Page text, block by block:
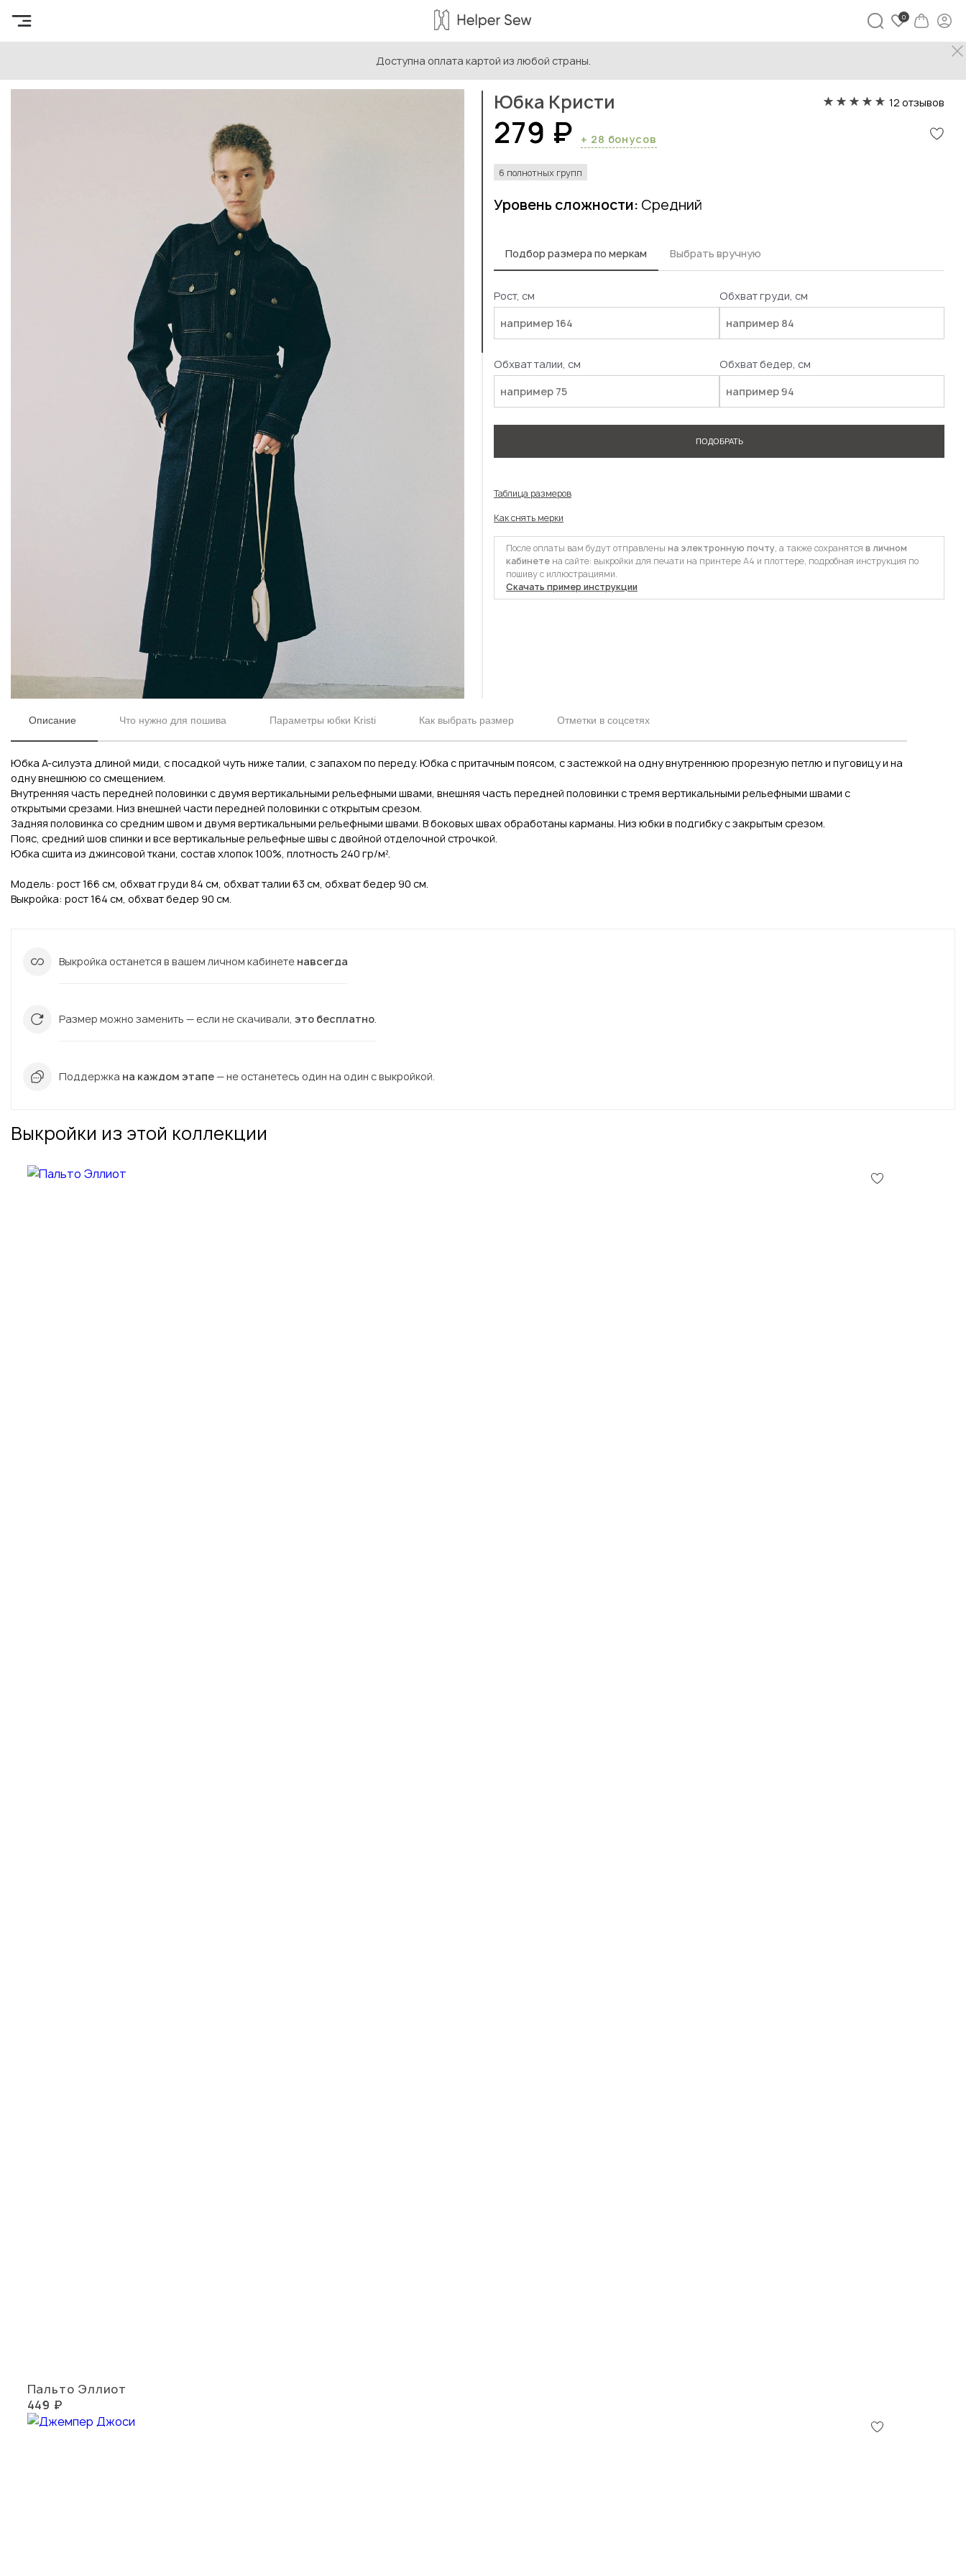
Доступна оплата картой из любой страны.
Выкройки женской одежды / Выкройки юбок / Юбка Кристи
Юбка Кристи 12 отзывов
279 ₽ + 28 бонусов
6 полнотных групп
Уровень сложности: Средний
Подбор размера по меркам Выбрать вручную
Рост, см Обхват груди, см
Обхват талии, см Обхват бедер, см
ПОДОБРАТЬ
Таблица размеров
Как снять мерки
После оплаты вам будут отправлены на электронную почту, а также сохранятся в личном
кабинете на сайте: выкройки для печати на принтере А4 и плоттере, подробная инструкция по
пошиву с иллюстрациями.
Скачать пример инструкции
Описание Что нужно для пошива Параметры юбки Kristi Как выбрать размер Отметки в соцсетях
Юбка А-силуэта длиной миди, с посадкой чуть ниже талии, с запахом по переду. Юбка с притачным поясом, с застежкой на одну внутреннюю прорезную петлю и пуговицу и на
одну внешнюю со смещением.
Внутренняя часть передней половинки с двумя вертикальными рельефными швами, внешняя часть передней половинки с тремя вертикальными рельефными швами с
открытыми срезами. Низ внешней части передней половинки с открытым срезом.
Задняя половинка со средним швом и двумя вертикальными рельефными швами. В боковых швах обработаны карманы. Низ юбки в подгибку с закрытым срезом.
Пояс, средний шов спинки и все вертикальные рельефные швы с двойной отделочной строчкой.
Юбка сшита из джинсовой ткани, состав хлопок 100%, плотность 240 гр/м².
Модель: рост 166 см, обхват груди 84 см, обхват талии 63 см, обхват бедер 90 см.
Выкройка: рост 164 см, обхват бедер 90 см.
Вконтакте
Вконтакте Инстаграм
Выкройка останется в вашем личном кабинете навсегда
Размер можно заменить — если не скачивали, это бесплатно
Поддержка на каждом этапе — не останетесь один на один с выкройкой.
Выкройки из этой коллекции
Пальто Эллиот
449 ₽